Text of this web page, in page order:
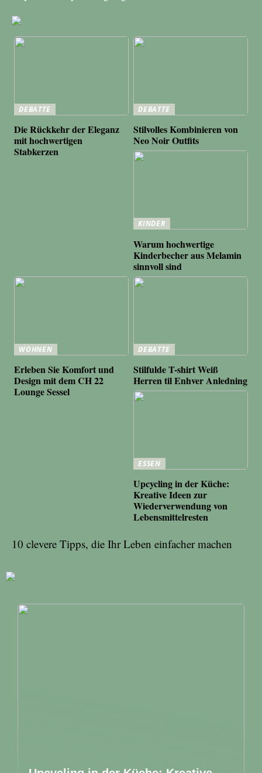
DEBATTE
Die Rückkehr der Eleganz
mit hochwertigen
Stabkerzen
DEBATTE
Stilvolles Kombinieren von
Neo Noir Outfits
KINDER
Warum hochwertige
Kinderbecher aus Melamin
sinnvoll sind
WOHNEN
Erleben Sie Komfort und
Design mit dem CH 22
Lounge Sessel
DEBATTE
Stilfulde T-shirt Weiß
Herren til Enhver Anledning
ESSEN
Upcycling in der Küche:
Kreative Ideen zur
Wiederverwendung von
Lebensmittelresten
10 clevere Tipps, die Ihr Leben einfacher machen